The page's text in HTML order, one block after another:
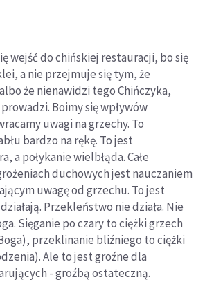
wejść do chińskiej restauracji, bo się
a nie przejmuje się tym, że
że nienawidzi tego Chińczyka,
Boimy się wpływów
uwagi na grzechy. To
bardzo na rękę. To jest
a połykanie wielbłąda. Całe
duchowych jest nauczaniem
uwagę od grzechu. To jest
Przekleństwo nie działa. Nie
Sięganie po czary to ciężki grzech
przeklinanie bliźniego to ciężki
Ale to jest groźne dla
- groźbą ostateczną.